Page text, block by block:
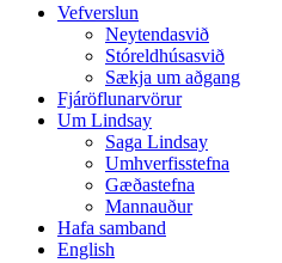
Vefverslun
Neytendasvið
Stóreldhúsasvið
Sækja um aðgang
Fjáröflunarvörur
Um Lindsay
Saga Lindsay
Umhverfisstefna
Gæðastefna
Mannauður
Hafa samband
English